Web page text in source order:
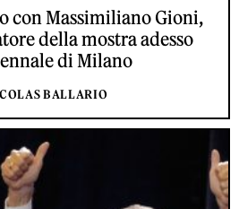
con Massimiliano Gioni,
della mostra adesso
di Milano
BALLARIO